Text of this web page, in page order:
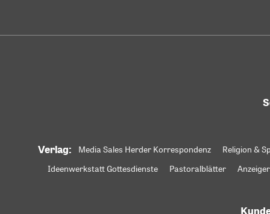
Verlag: Media Sales Herder Korrespondenz Religion &
Ideenwerkstatt Gottesdienste
Pastoralblätter